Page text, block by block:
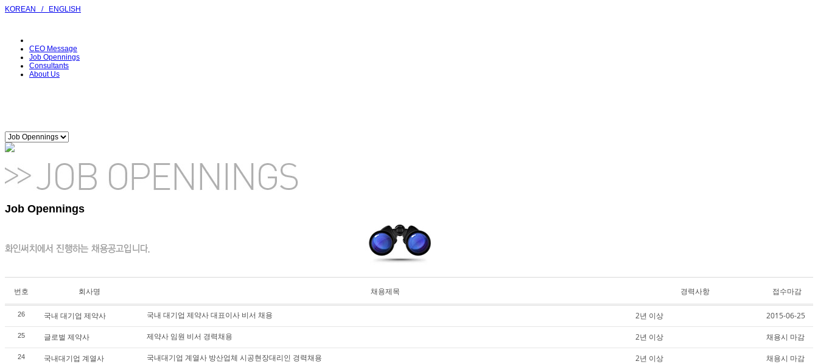
KOREAN / ENGLISH
CEO Message
Job Opennings
Consultants
About Us
Job Opennings
번호 회사명 채용제목 경력사항 접수마감
26 국내 대기업 제약사 국내 대기업 제약사 대표이사 비서 채용 2년 이상 2015-06-25
25 글로벌 제약사 제약사 임원 비서 경력채용 2년 이상 채용시 마감
24 국내대기업 계열사 국내대기업 계열사 방산업체 시공현장대리인 경력채용 2년 이상 채용시 마감